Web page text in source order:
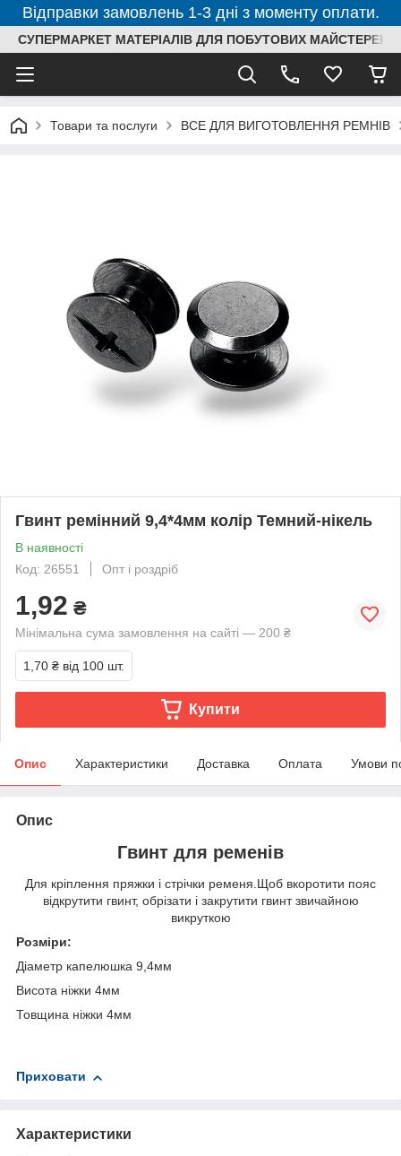
Відправки замовлень 1-3 дні з моменту оплати.
СУПЕРМАРКЕТ МАТЕРІАЛІВ ДЛЯ ПОБУТОВИХ МАЙСТЕРЕНЬ
Товари та послуги ВСЕ ДЛЯ ВИГОТОВЛЕННЯ РЕМНІВ
Гвинт ремінний 9,4*4мм колір Темний-нікель
В наявності
Код: 26551
Опт і роздріб
1,92 ₴
Мінімальна сума замовлення на сайті — 200 ₴
1,70 ₴ від 100 шт.
Купити
Опис Характеристики Доставка Оплата Умови
Опис
Гвинт для ременів
Для кріплення пряжки і стрічки ременя.Щоб вкоротити пояс
відкрутити гвинт, обрізати і закрутити гвинт звичайною
викруткою
Розміри:
Діаметр капелюшка 9,4мм
Висота ніжки 4мм
Товщина ніжки 4мм
Приховати
Характеристики